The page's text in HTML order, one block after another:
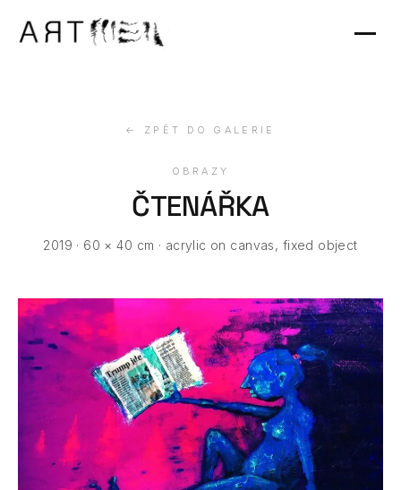
Výstavy
← ZPĚT DO GALERIE
OBRAZY
ČTENÁŘKA
2019 · 60 × 40 cm · acrylic on canvas, fixed object